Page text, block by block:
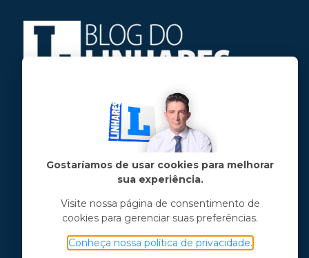
Jose Linhares Jr é maranhense.
Formado em Jornalismo, estudou filosofia
e tem pós-graduações em ciência política
e marketing político.
Menu principal
Notícias
Opinião
Gostaríamos de usar cookies para melhorar
sua experiência.
Visite nossa página de consentimento de
cookies para gerenciar suas preferências.
Conheça nossa política de privacidade.